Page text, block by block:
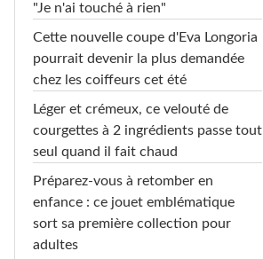
"Je n'ai touché à rien"
Cette nouvelle coupe d'Eva Longoria
pourrait devenir la plus demandée
chez les coiffeurs cet été
Léger et crémeux, ce velouté de
courgettes à 2 ingrédients passe tout
seul quand il fait chaud
Préparez-vous à retomber en
enfance : ce jouet emblématique
sort sa première collection pour
adultes